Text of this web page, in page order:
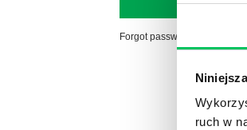
ruch w
Forgot password?